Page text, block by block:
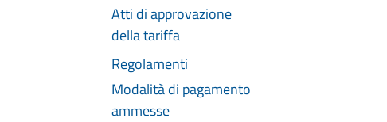
Atti di approvazione
della tariffa
Regolamenti
Modalità di pagamento
ammesse